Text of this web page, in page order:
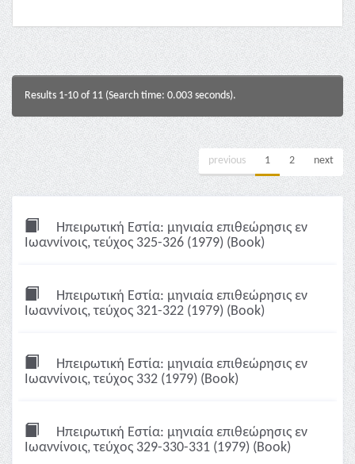
Results 1-10 of 11 (Search time: 0.003 seconds).
previous 1 2 next
Ηπειρωτική Εστία: μηνιαία επιθεώρησις εν
Ιωαννίνοις, τεύχος 325-326 (1979) (Book)
Ηπειρωτική Εστία: μηνιαία επιθεώρησις εν
Ιωαννίνοις, τεύχος 321-322 (1979) (Book)
Ηπειρωτική Εστία: μηνιαία επιθεώρησις εν
Ιωαννίνοις, τεύχος 332 (1979) (Book)
Ηπειρωτική Εστία: μηνιαία επιθεώρησις εν
Ιωαννίνοις, τεύχος 329-330-331 (1979) (Book)